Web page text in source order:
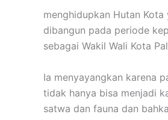
menghidupkan Hutan
dibangun pada periode
sebagai Wakil Wali Kota
Ia menyayangkan karena
tidak hanya bisa menjadi
satwa dan fauna dan